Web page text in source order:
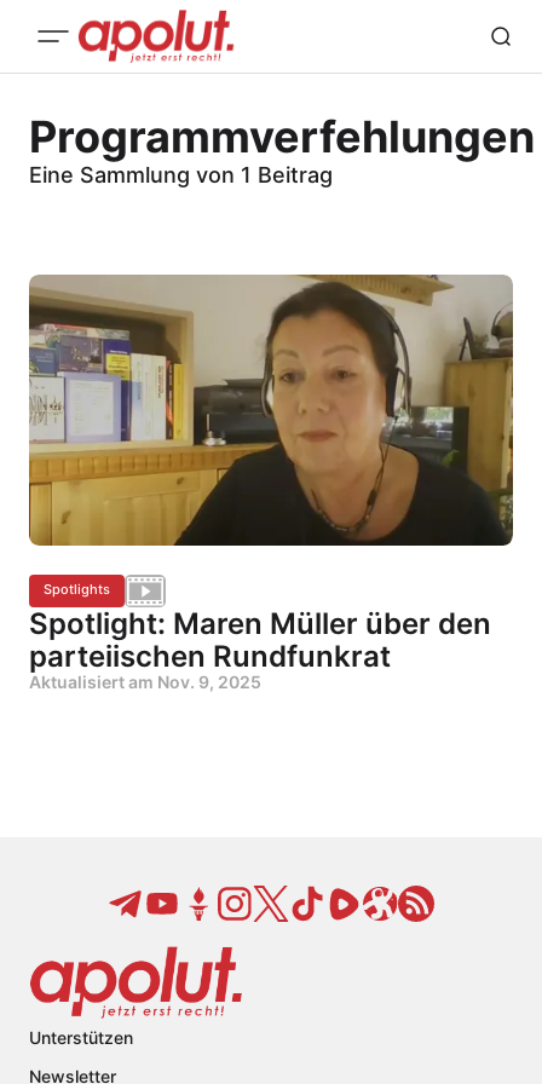
Programmverfehlungen
Eine Sammlung von 1 Beitrag
Spotlights
Spotlight: Maren Müller über den
parteiischen Rundfunkrat
Aktualisiert am Nov. 9, 2025
Unterstützen
Newsletter